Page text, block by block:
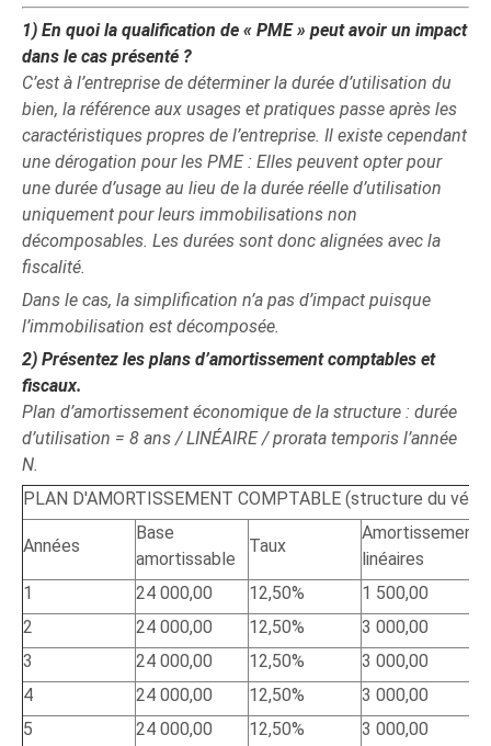
1) En quoi la qualification de « PME » peut avoir un impact
dans le cas présenté ?
C’est à l’entreprise de déterminer la durée d’utilisation du
bien, la référence aux usages et pratiques passe après les
caractéristiques propres de l’entreprise. Il existe cependant
une dérogation pour les PME : Elles peuvent opter pour
une durée d’usage au lieu de la durée réelle d’utilisation
uniquement pour leurs immobilisations non
décomposables. Les durées sont donc alignées avec la
fiscalité.
Dans le cas, la simplification n’a pas d’impact puisque
l’immobilisation est décomposée.
2) Présentez les plans d’amortissement comptables et
fiscaux.
Plan d’amortissement économique de la structure : durée
d’utilisation = 8 ans / LINÉAIRE / prorata temporis l’année
N.
PLAN D'AMORTISSEMENT COMPTABLE (structure du
Années
Base
amortissable
Taux
Amortissements
linéaires
1
24 000,00 12,50%
1 500,00
2
24 000,00 12,50%
3 000,00
3
24 000,00 12,50%
3 000,00
4
24 000,00 12,50%
3 000,00
5
24 000,00 12,50%
3 000,00